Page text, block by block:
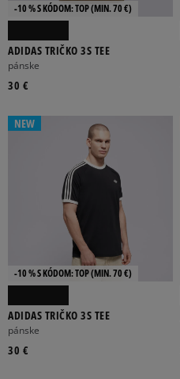
-10 % S KÓDOM: TOP (MIN. 70 €)
ADIDAS TRIČKO 3S TEE
pánske
30 €
NEW
-10 % S KÓDOM: TOP (MIN. 70 €)
ADIDAS TRIČKO 3S TEE
pánske
30 €